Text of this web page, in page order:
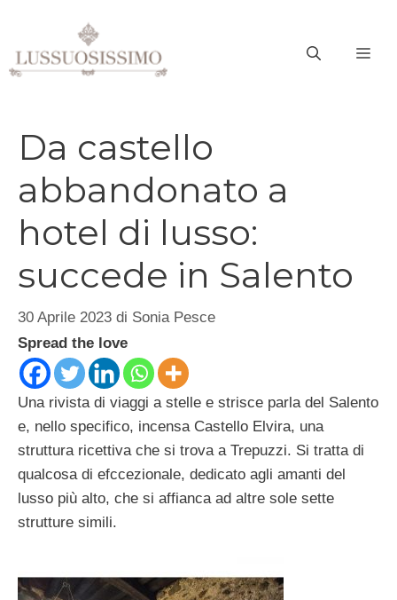
contenuto
Da castello
abbandonato a
hotel di lusso:
succede in Salento
30 Aprile 2023 di Sonia Pesce
Spread the love
Una rivista di viaggi a stelle e strisce parla del Salento
e, nello specifico, incensa Castello Elvira, una
struttura ricettiva che si trova a Trepuzzi. Si tratta di
qualcosa di efccezionale, dedicato agli amanti del
lusso più alto, che si affianca ad altre sole sette
strutture simili.